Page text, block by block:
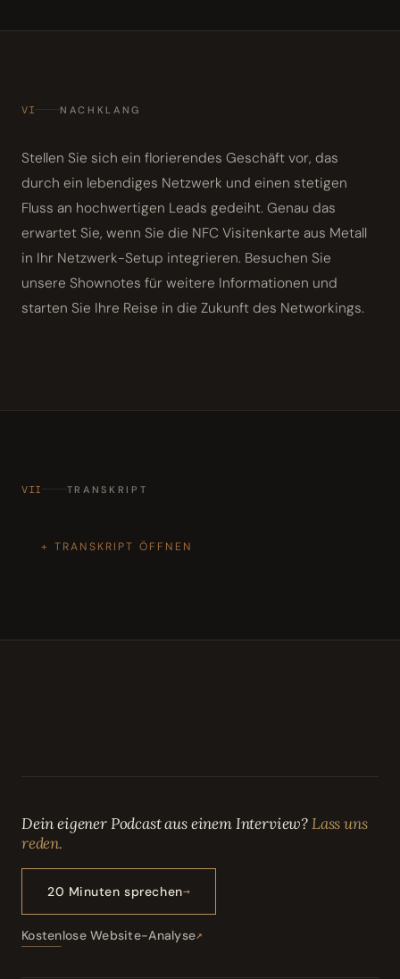
VI NACHKLANG
Stellen Sie sich ein florierendes Geschäft vor, das
durch ein lebendiges Netzwerk und einen stetigen
Fluss an hochwertigen Leads gedeiht. Genau das
erwartet Sie, wenn Sie die NFC Visitenkarte aus Metall
in Ihr Netzwerk-Setup integrieren. Besuchen Sie
unsere Shownotes für weitere Informationen und
starten Sie Ihre Reise in die Zukunft des Networkings.
VII TRANSKRIPT
TRANSKRIPT ÖFFNEN
Dein eigener Podcast aus einem Interview?Lass uns
reden.
20 Minuten sprechen
Kostenlose Website-Analyse